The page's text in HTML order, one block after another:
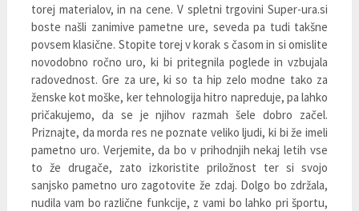
torej materialov, in na cene. V spletni trgovini Super-ura.si
boste našli zanimive pametne ure, seveda pa tudi takšne
povsem klasične. Stopite torej v korak s časom in si omislite
novodobno ročno uro, ki bi pritegnila poglede in vzbujala
radovednost. Gre za ure, ki so ta hip zelo modne tako za
ženske kot moške, ker tehnologija hitro napreduje, pa lahko
pričakujemo, da se je njihov razmah šele dobro začel.
Priznajte, da morda res ne poznate veliko ljudi, ki bi že imeli
pametno uro. Verjemite, da bo v prihodnjih nekaj letih vse
to že drugače, zato izkoristite priložnost ter si svojo
sanjsko pametno uro zagotovite že zdaj. Dolgo bo zdržala,
nudila vam bo različne funkcije, z vami bo lahko pri športu,